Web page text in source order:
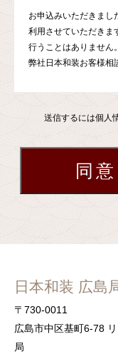
お申込みいただきまし
利用させていただきま
行うことはありません
弊社日本和装お客様相
送信するには個人
日本和装 広島
〒730-0011
広島市中区基町6-78
局